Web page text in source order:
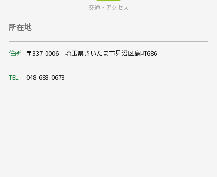
交通・アクセス
所在地
住所 〒337-0006 埼玉県さいたま市見沼区島町686
TEL 048-683-0673